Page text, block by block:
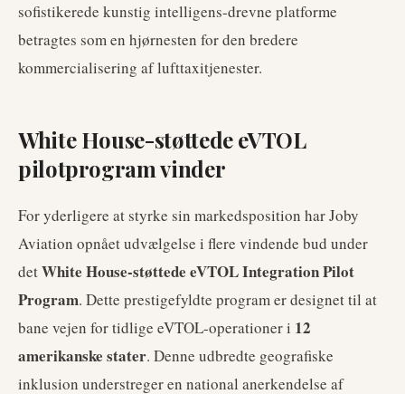
sofistikerede kunstig intelligens-drevne platforme
betragtes som en hjørnesten for den bredere
kommercialisering af lufttaxitjenester.
White House-støttede eVTOL
pilotprogram vinder
For yderligere at styrke sin markedsposition har Joby
Aviation opnået udvælgelse i flere vindende bud under
detWhite House-støttede eVTOL Integration Pilot
Program. Dette prestigefyldte program er designet til at
bane vejen for tidlige eVTOL-operationer i 12
amerikanske stater. Denne udbredte geografiske
inklusion understreger en national anerkendelse af